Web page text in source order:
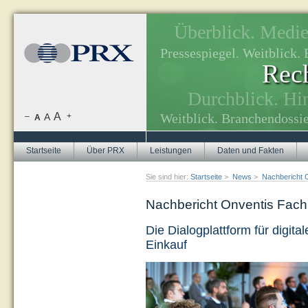
Startseite Über PRX Leistungen Daten und Fakten
Sie sind hier: Startseite > News > Nachbericht
Nachbericht Onventis
Die Dialogplattform für
Einkauf
Überblick.
Pressespiegel. Weitblick.
Durchblick.
Weitblick.
– A A A +